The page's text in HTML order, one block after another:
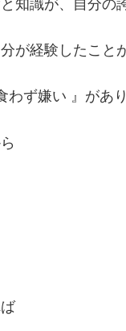
知識が、自分の
が経験したこ
わず嫌い 』があ